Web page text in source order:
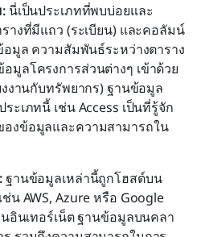
นี่เป็นประเภทที่พบบ่อยและ
างที่มีแถว (ระเบียน) และคอลัมน์
อมูล ความสัมพันธ์ระหว่างตาราง
มูลโครงการส่วนต่างๆ เข้าด้วย
งานกับทรัพยากร) ฐานข้อมูล
ะเภทนี้ เช่น Access เป็นที่รู้จัก
งข้อมูลและความสามารถใน
ฐานข้อมูลเหล่านี้ถูกโฮสต์บน
น AWS, Azure หรือ Google
นอินเทอร์เน็ต ฐานข้อมูลบนคลา